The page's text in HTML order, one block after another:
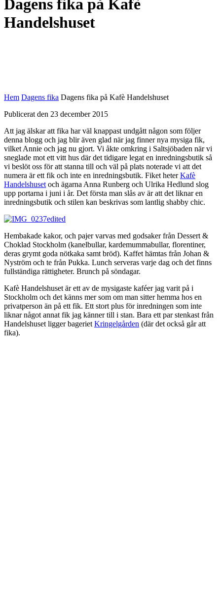
Dagens fika på Kafè
Handelshuset
Hem Dagens fika Dagens fika på Kafè Handelshuset
Publicerat den 23 december 2015
Att jag älskar att fika har väl knappast undgått någon som följer
denna blogg och jag blir även glad när jag finner nya mysiga fik,
vilket Annie och jag nu gjort. Vi åkte omkring i Saltsjöbaden när vi
sneglade mot ett vitt hus där det tidigare legat en inredningsbutik så
vi beslöt oss för att stanna till och väl på plats noterade vi att det
numera är ett fik och inte en inredningsbutik. Fiket heterKafè
Handelshuset och ägarna Anna Runberg och Ulrika Hedlund slog
upp portarna i juni i år. Det första man slås av är att det liknar en
inredningsbutik och stilen kan beskrivas som lantlig shabby chic.
Hembakade kakor, och pajer varvas med godsaker från Dessert &
Choklad Stockholm (kanelbullar, kardemummabullar, florentiner,
deras grymt goda nötkaka samt bröd). Kaffet hämtas från Johan &
Nyström och te från Pukka. Lunch serveras varje dag och det finns
fullständiga rättigheter. Brunch på söndagar.
Kafè Handelshuset är ett av de mysigaste kaféer jag varit på i
Stockholm och det känns mer som om man sitter hemma hos en
privatperson än på ett fik. Ett stort plus för inredningen som inte
liknar något annat fik jag känner till i stan. Bara ett par stenkast från
Handelshuset ligger bageriet Kringelgården (där det också går att
fika).